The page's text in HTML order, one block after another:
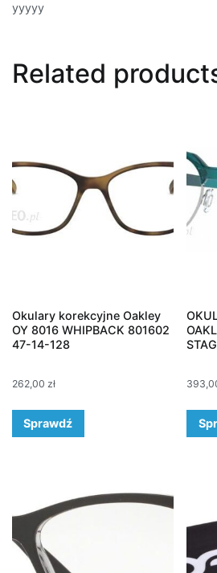
yyyyy
Related
Okulary korekcyjne Oakley
OY 8016 WHIPBACK 801602
47-14-128
262,00 zł
Sprawdź